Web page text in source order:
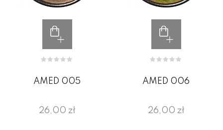
AMED 005
26,00 zł
AMED 006
26,00 zł